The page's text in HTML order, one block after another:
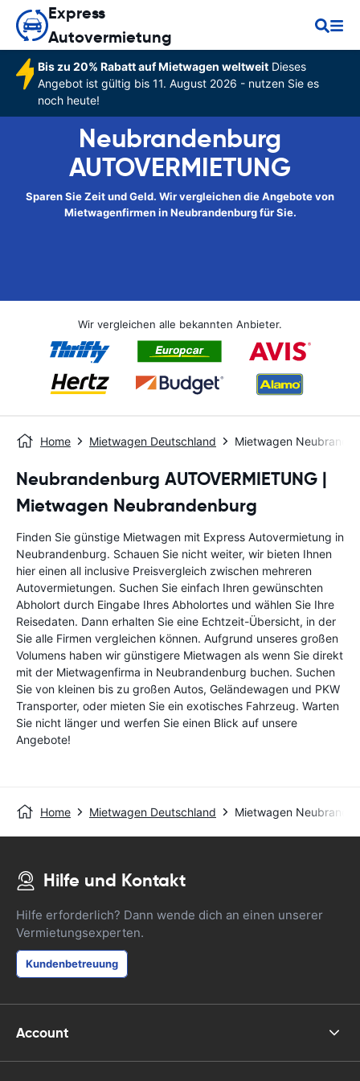
Express
Autovermietung
Bis zu 20% Rabatt auf Mietwagen weltweitDieses
Angebot ist gültig bis 11. August 2026 - nutzen Sie es
noch heute!
Neubrandenburg
AUTOVERMIETUNG
Sparen Sie Zeit und Geld. Wir vergleichen die Angebote von
Mietwagenfirmen in Neubrandenburg für Sie.
Wir vergleichen alle bekannten Anbieter.
Home Mietwagen Deutschland Mietwagen
Neubrandenburg AUTOVERMIETUNG |
Mietwagen Neubrandenburg
Finden Sie günstige Mietwagen mit Express Autovermietung in
Neubrandenburg. Schauen Sie nicht weiter, wir bieten Ihnen
hier einen all inclusive Preisvergleich zwischen mehreren
Autovermietungen. Suchen Sie einfach Ihren gewünschten
Abholort durch Eingabe Ihres Abholortes und wählen Sie Ihre
Reisedaten. Dann erhalten Sie eine Echtzeit-Übersicht, in der
Sie alle Firmen vergleichen können. Aufgrund unseres großen
Volumens haben wir günstigere Mietwagen als wenn Sie direkt
mit der Mietwagenfirma in Neubrandenburg buchen. Suchen
Sie von kleinen bis zu großen Autos, Geländewagen und PKW
Transporter, oder mieten Sie ein exotisches Fahrzeug. Warten
Sie nicht länger und werfen Sie einen Blick auf unsere
Angebote!
Home Mietwagen Deutschland Mietwagen
Hilfe und Kontakt
Hilfe erforderlich? Dann wende dich an einen unserer
Vermietungsexperten.
Kundenbetreuung
Account